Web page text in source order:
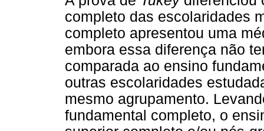
completo das escolaridades
completo apresentou uma
embora essa diferença não
comparada ao ensino
outras escolaridades
mesmo agrupamento.
fundamental completo, o